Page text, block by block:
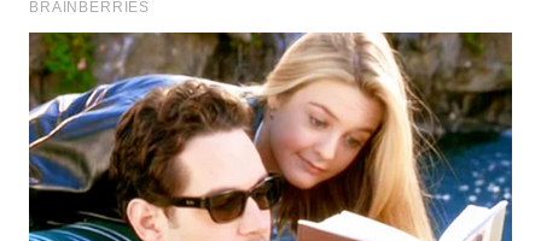
WN
SEMARANG
WN
SOLO
WN